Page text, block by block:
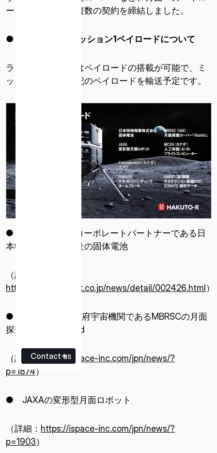
Contact us
ード輸送に関する複数の契約を締結しました。
● HAKUTO-R ミッション1ペイロードについて
ランダーの上部にはペイロードの搭載が可能で、ミ
ッション１では下記のペイロードを輸送予定です。
● HAKUTO-Rのコーポレートパートナーである日
本特殊陶業株式会社の固体電池
（詳細：
https://www.ngkntk.co.jp/news/detail/002426.html ）
● UAEドバイの政府宇宙機関であるMBRSCの月面
探査ローバーRashid
（詳細：https://ispace-inc.com/jpn/news/?
p=1874 ）
● JAXAの変形型月面ロボット
（詳細： https://ispace-inc.com/jpn/news/?
p=1903）